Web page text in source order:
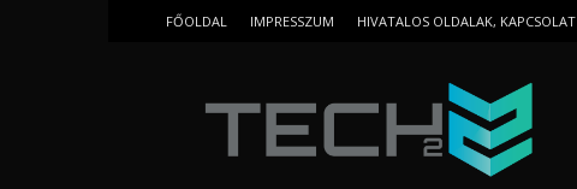
FŐOLDAL IMPRESSZUM HIVATALOS OLDALAK, KAPCSOLAT